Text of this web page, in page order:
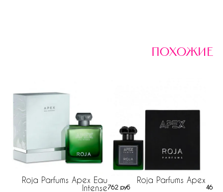
похожие
Roja Parfums Apex Eau
Intense
Roja Parfums Apex
762 руб 461